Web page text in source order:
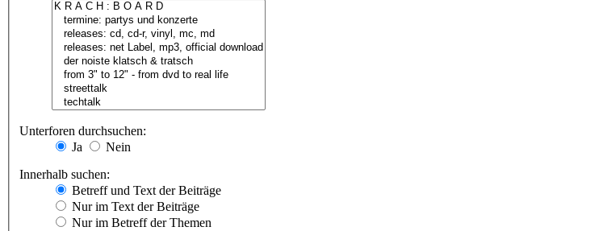
Unterforen durchsuchen:
Ja
Nein
Innerhalb suchen:
Betreff und Text der Beiträge
Nur im Text der Beiträge
Nur im Betreff der Themen